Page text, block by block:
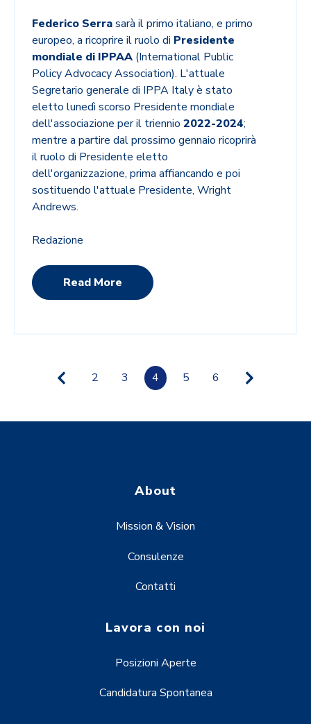
Federico Serrasarà il primo italiano, e primo
europeo, a ricoprire il ruolo di Presidente
mondiale di IPPAA (International Public
Policy Advocacy Association). L'attuale
Segretario generale di IPPA Italy è stato
eletto lunedì scorso Presidente mondiale
dell'associazione per il triennio 2022-2024;
mentre a partire dal prossimo gennaio ricoprirà
il ruolo di Presidente eletto
dell'organizzazione, prima affiancando e poi
sostituendo l'attuale Presidente, Wright
Andrews.
Redazione
Read More
2 3 4 5 6
About
Mission & Vision
Consulenze
Contatti
Lavora con noi
Posizioni Aperte
Candidatura Spontanea